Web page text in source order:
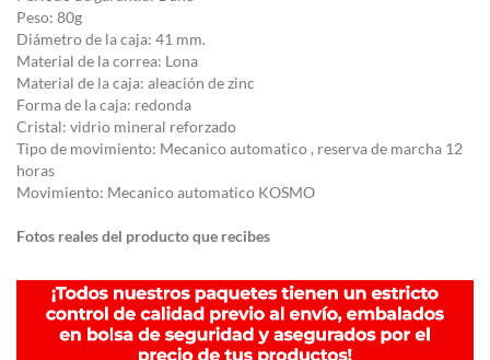
Peso: 80g
Diámetro de la caja: 41 mm.
Material de la correa: Lona
Material de la caja: aleación de zinc
Forma de la caja: redonda
Cristal: vidrio mineral reforzado
Tipo de movimiento: Mecanico automatico , reserva de marcha 12
horas
Movimiento: Mecanico automatico KOSMO
Fotos reales del producto que recibes